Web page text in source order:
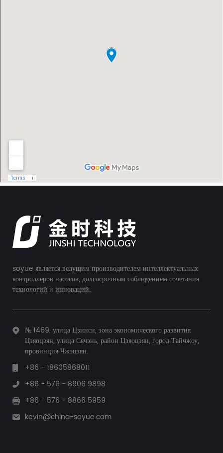
soyue является ведущим производителем интеллектуальных
контроллеров насосов, долгосрочным соблюдением сочетания
технологий и инноваций.
№ 1469, улица Цзинси, зона экономического развития
Цзяоцзян, улица Сячэнь, район Цзяоцзян, город Тайчжоу,
провинция Чжэцзян.
+86 - 18605868011
+86 - 576 - 8906 9898
+86 - 576 - 8866 5959
kevin@china-soyue.com